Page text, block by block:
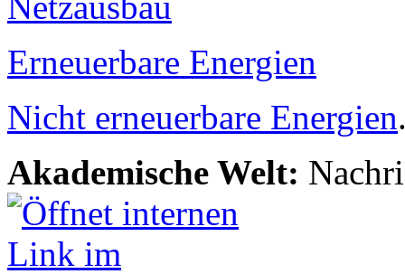
Erneuerbare Energien
Nicht erneuerbare Energien
Akademische Welt: